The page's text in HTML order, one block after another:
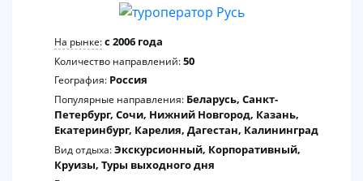
На рынке:c 2006 года
Количество направлений:50
География: Россия
Популярные направления: Беларусь, Санкт-
Петербург, Сочи, Нижний Новгород, Казань,
Екатеринбург, Карелия, Дагестан, Калининград
Вид отдыха:Экскурсионный, Корпоративный,
Круизы, Туры выходного дня